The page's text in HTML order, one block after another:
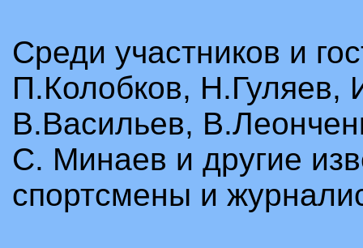
Среди участников и
П.Колобков,
В.Васильев,
С. Минаев и другие
спортсмены и